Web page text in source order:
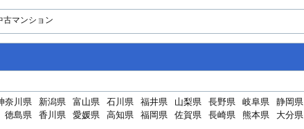
古マンション
奈川県 新潟県 富山県 石川県 福井県 山梨県 長野県 岐阜県
静岡県
徳島県 香川県 愛媛県 高知県 福岡県 佐賀県 長崎県 熊本県
大分県